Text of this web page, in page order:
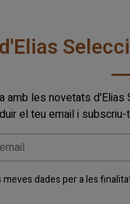
amb les novetats
el teu email i
dades per a les